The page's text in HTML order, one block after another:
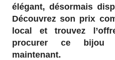
élégant, désormais
Découvrez son prix
local et trouvez
procurer ce bijou
maintenant.